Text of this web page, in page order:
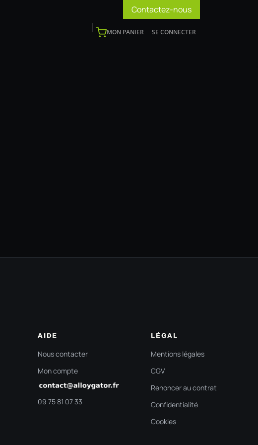
Contactez-nous
MON PANIER SE CONNECTER
AIDE
Nous contacter
Mon compte
09 75 81 07 33
LÉGAL
Mentions légales
CGV
Renoncer au contrat
Confidentialité
Cookies